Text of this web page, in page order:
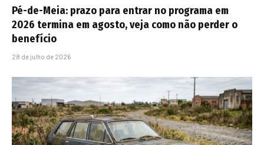
Pé-de-Meia: prazo para entrar no programa em
2026 termina em agosto, veja como não perder o
benefício
28 de julho de 2026